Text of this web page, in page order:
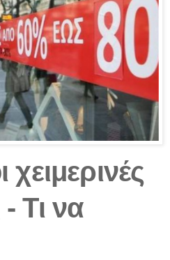
χειμερινές
Τι να